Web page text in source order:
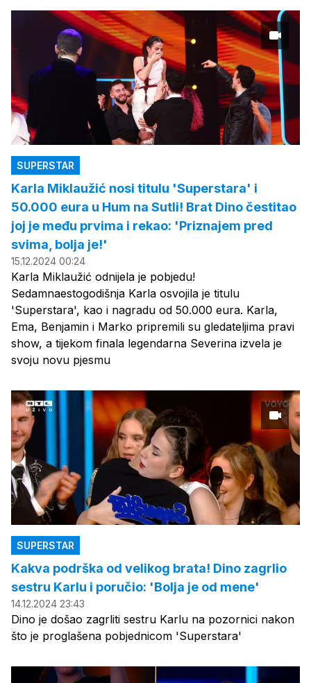
SUPERSTAR
Karla Miklaužić nosi titulu 'Superstara' i
50.000 eura u Hum na Sutli! Brat Dino čestitao
joj je među prvima i rekao: 'Priznajem pred
svima, bolja je!'
15.12.2024 00:24
Karla Miklaužić odnijela je pobjedu!
Sedamnaestogodišnja Karla osvojila je titulu
'Superstara', kao i nagradu od 50.000 eura. Karla,
Ema, Benjamin i Marko pripremili su gledateljima pravi
show, a tijekom finala legendarna Severina izvela je
svoju novu pjesmu
SUPERSTAR
Kakva podrška od velikog brata! Dino zagrlio
sestru Karlu i poručio: 'Bolja je od mene'
14.12.2024 23:43
Dino je došao zagrliti sestru Karlu na pozornici nakon
što je proglašena pobjednicom 'Superstara'